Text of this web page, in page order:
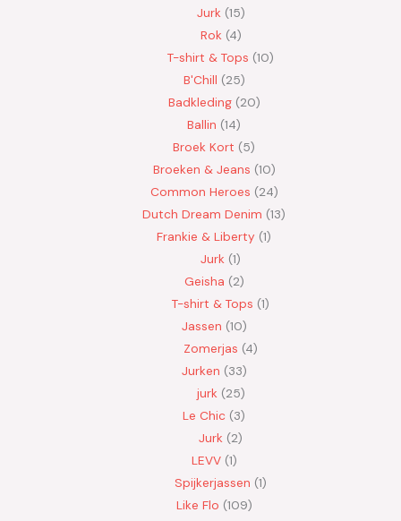
Jurk 15
Rok 4
T-shirt & Tops 10
B'Chill 25
Badkleding 20
Ballin 14
Broek Kort 5
Broeken & Jeans 10
Common Heroes 24
Dutch Dream Denim 13
Frankie & Liberty 1
Jurk 1
Geisha 2
T-shirt & Tops 1
Jassen 10
Zomerjas 4
Jurken 33
jurk 25
Le Chic 3
Jurk 2
LEVV 1
Spijkerjassen 1
Like Flo 109